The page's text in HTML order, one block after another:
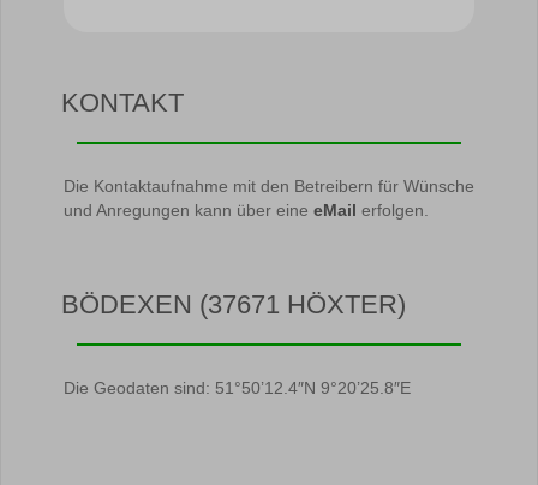
KONTAKT
Die Kontaktaufnahme mit den Betreibern für Wünsche
und Anregungen kann über eine eMail erfolgen.
BÖDEXEN (37671 HÖXTER)
Die Geodaten sind: 51°50’12.4″N 9°20’25.8″E